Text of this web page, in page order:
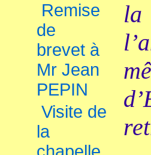
Remise
de
brevet à
Mr Jean
PEPIN
Visite de
la
la